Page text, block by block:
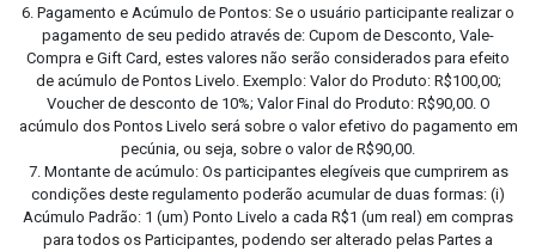
6. Pagamento e Acúmulo de Pontos: Se o usuário participante realizar o
pagamento de seu pedido através de: Cupom de Desconto, Vale-
Compra e Gift Card, estes valores não serão considerados para efeito
de acúmulo de Pontos Livelo. Exemplo: Valor do Produto: R$100,00;
Voucher de desconto de 10%; Valor Final do Produto: R$90,00. O
acúmulo dos Pontos Livelo será sobre o valor efetivo do pagamento em
pecúnia, ou seja, sobre o valor de R$90,00.
7. Montante de acúmulo: Os participantes elegíveis que cumprirem as
condições deste regulamento poderão acumular de duas formas: (i)
Acúmulo Padrão: 1 (um) Ponto Livelo a cada R$1 (um real) em compras
para todos os Participantes, podendo ser alterado pelas Partes a